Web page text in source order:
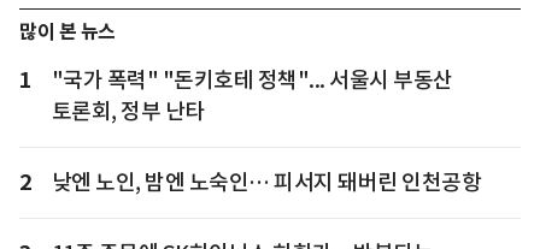
많이 본 뉴스
1
"국가 폭력" "돈키호테 정책"... 서울시 부동산
토론회, 정부 난타
2 낮엔 노인, 밤엔 노숙인… 피서지 돼버린 인천공항